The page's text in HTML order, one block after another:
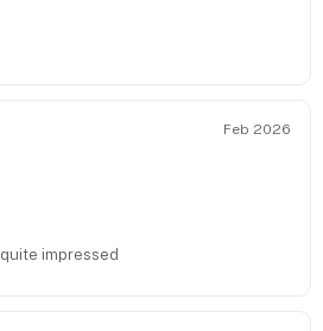
Feb 2026
impressed